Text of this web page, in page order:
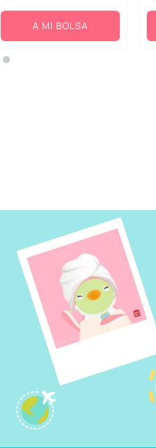
A MI BOLSA